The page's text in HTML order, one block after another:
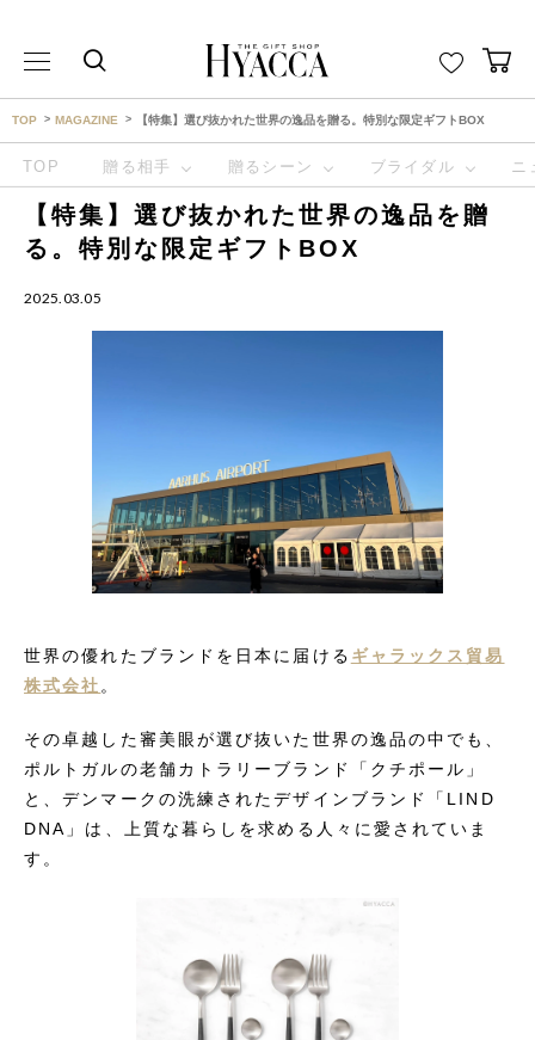
TOP MAGAZINE 【特集】選び抜かれた世界の逸品を贈る。特別な限定ギフトBOX
TOP 贈る相手 贈るシーン ブライダル ニ
【特集】選び抜かれた世界の逸品を贈
る。特別な限定ギフトBOX
2025.03.05
世界の優れたブランドを日本に届ける ギャラックス貿易
株式会社 。
その卓越した審美眼が選び抜いた世界の逸品の中でも、
ポルトガルの老舗カトラリーブランド「クチポール」
と、デンマークの洗練されたデザインブランド「LIND
DNA」は、上質な暮らしを求める人々に愛されていま
す。